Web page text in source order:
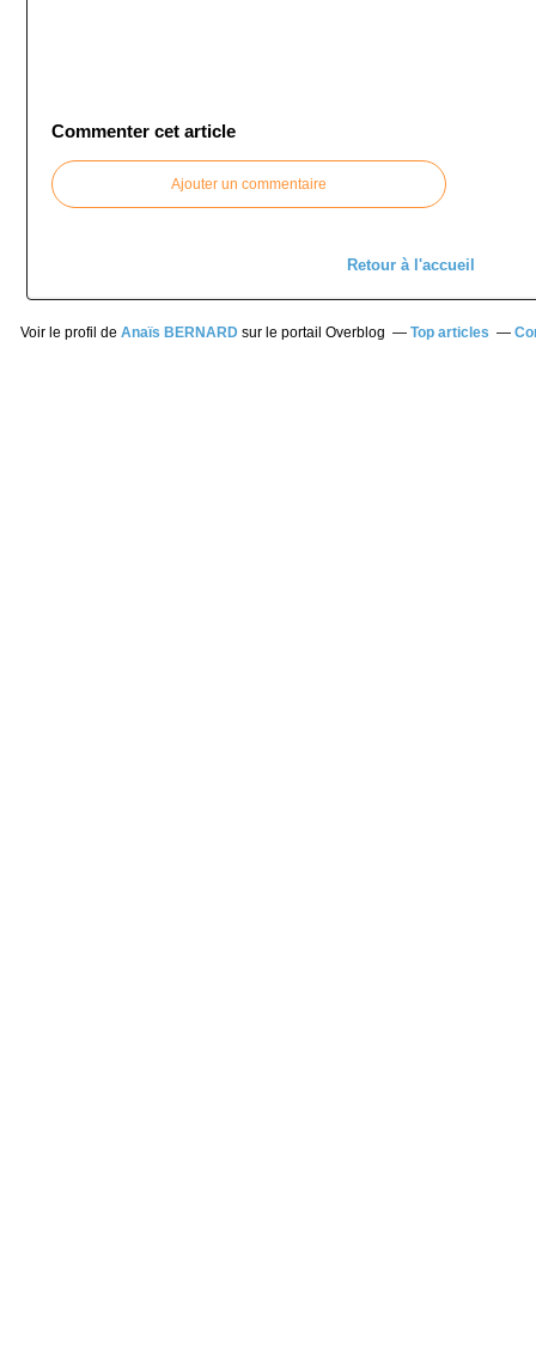
Commenter cet article
Ajouter un commentaire
Retour à l'accueil
Voir le profil de Anaïs BERNARDsur le portail Overblog Top articles